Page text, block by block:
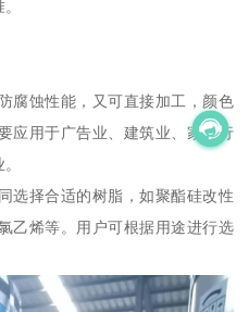
腐蚀性能，又可直接加工，颜色
应用于广告业、建筑业、家电行
选择合适的树脂，如聚酯硅改性
乙烯等。用户可根据用途进行选